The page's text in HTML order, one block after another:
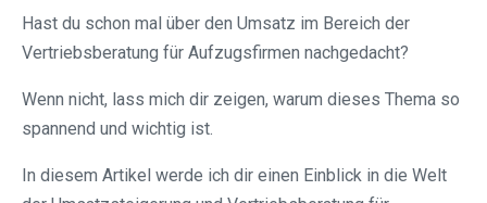
Hast du schon mal über den Umsatz im Bereich der
Vertriebsberatung für Aufzugsfirmen nachgedacht?
Wenn nicht, lass mich dir zeigen, warum dieses Thema so
spannend und wichtig ist.
In diesem Artikel werde ich dir einen Einblick in die Welt